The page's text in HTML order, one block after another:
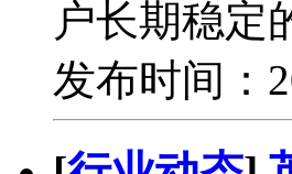
户长期稳定
发布时间：